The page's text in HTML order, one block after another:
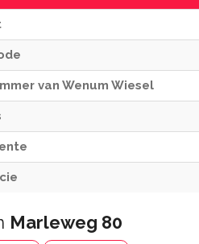
van Wenum Wiesel
Marleweg 80